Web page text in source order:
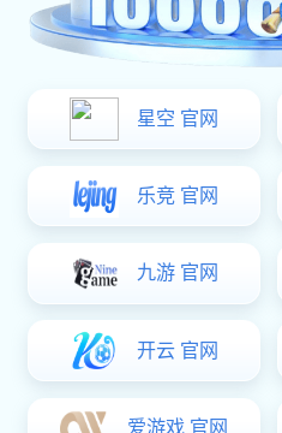
进口风批 气动扳手